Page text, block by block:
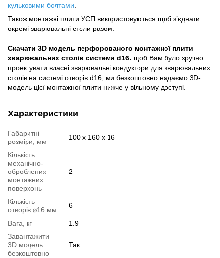
кульковими болтами
Також монтажні плити УСП використовуються щоб з’єднати
окремі зварювальні столи разом.
Скачати 3D модель перфорованого монтажної плити
зварювальних столів системи d16: щоб Вам було зручно
проектувати власні зварювальні кондуктори для зварювальних
столів на системі отворів d16, ми безкоштовно надаємо 3D-
модель цієї монтажної плити нижче у вільному доступі.
Характеристики
Габаритні
розміри, мм
100 x 160 x 16
Кількість
механічно-
оброблених
монтажних
поверхонь
2
Кількість
отворів ⌀16 мм
6
Вага, кг
1.9
Завантажити
3D модель
безкоштовно
Так